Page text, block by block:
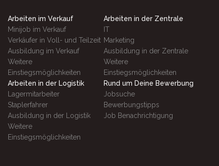
Arbeiten im Verkauf
Minijob im Verkauf
Verkäufer in Voll- und Teilzeit
Ausbildung im Verkauf
Weitere
Einstiegsmöglichkeiten
Arbeiten in der Zentrale
IT
Marketing
Ausbildung in der Zentrale
Weitere
Einstiegsmöglichkeiten
Arbeiten in der Logistik
Lagermitarbeiter
Staplerfahrer
Ausbildung in der Logistik
Weitere
Einstiegsmöglichkeiten
Rund um Deine Bewerbung
Jobsuche
Bewerbungstipps
Job Benachrichtigung